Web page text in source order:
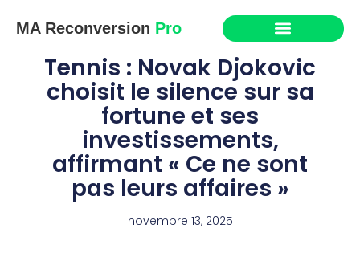
MA Reconversion Pro
Tennis : Novak Djokovic
choisit le silence sur sa
fortune et ses
investissements,
affirmant « Ce ne sont
pas leurs affaires »
novembre 13, 2025